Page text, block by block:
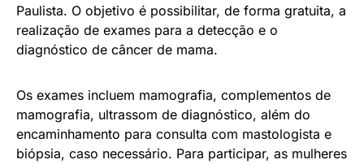
Paulista. O objetivo é possibilitar, de forma gratuita, a
realização de exames para a detecção e o
diagnóstico de câncer de mama.
Os exames incluem mamografia, complementos de
mamografia, ultrassom de diagnóstico, além do
encaminhamento para consulta com mastologista e
biópsia, caso necessário. Para participar, as mulheres